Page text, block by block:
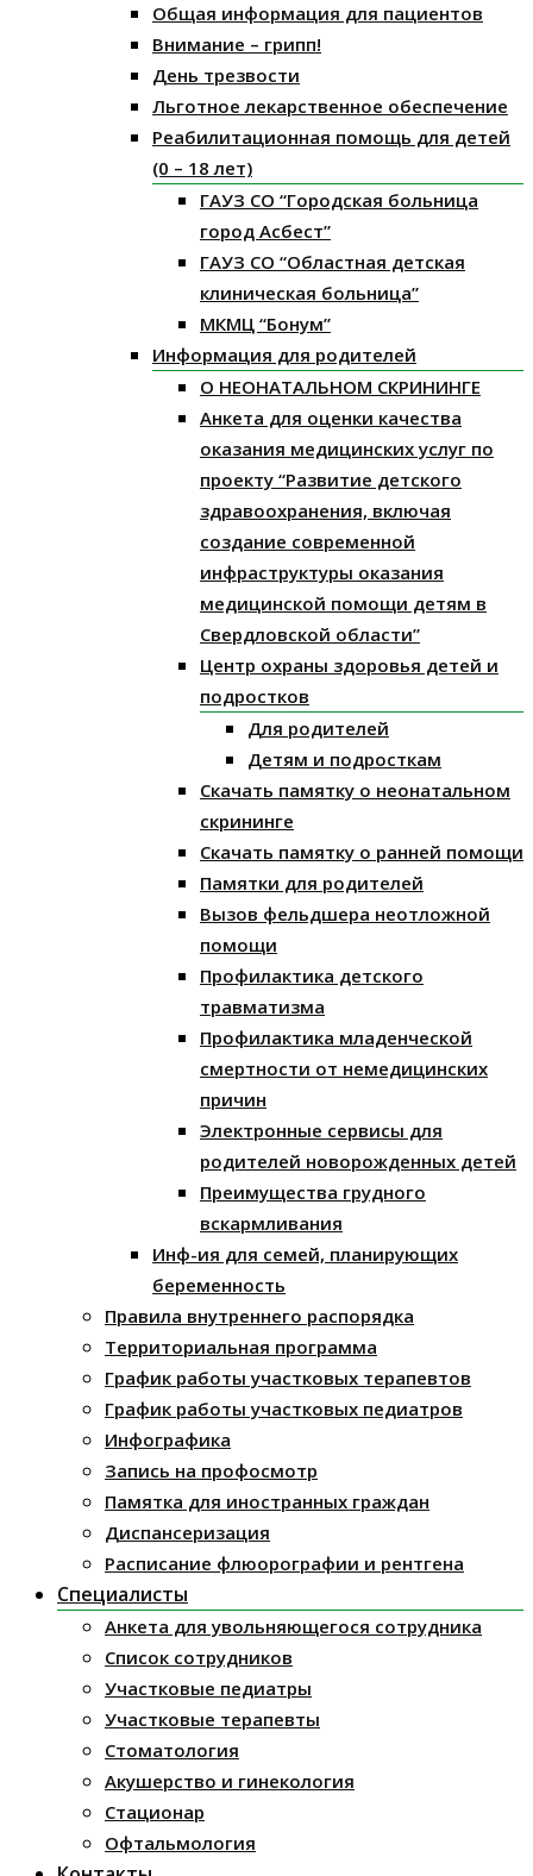
Общая информация для пациентов
Внимание – грипп!
День трезвости
Льготное лекарственное обеспечение
Реабилитационная помощь для детей
(0 – 18 лет)
ГАУЗ СО “Городская больница
город Асбест”
ГАУЗ СО “Областная детская
клиническая больница”
МКМЦ “Бонум”
Информация для родителей
О НЕОНАТАЛЬНОМ СКРИНИНГЕ
Анкета для оценки качества
оказания медицинских услуг по
проекту “Развитие детского
здравоохранения, включая
создание современной
инфраструктуры оказания
медицинской помощи детям в
Свердловской области”
Центр охраны здоровья детей и
подростков
Для родителей
Детям и подросткам
Скачать памятку о неонатальном
скрининге
Скачать памятку о ранней помощи
Памятки для родителей
Вызов фельдшера неотложной
помощи
Профилактика детского
травматизма
Профилактика младенческой
смертности от немедицинских
причин
Электронные сервисы для
родителей новорожденных детей
Преимущества грудного
вскармливания
Инф-ия для семей, планирующих
беременность
Правила внутреннего распорядка
Территориальная программа
График работы участковых терапевтов
График работы участковых педиатров
Инфографика
Запись на профосмотр
Памятка для иностранных граждан
Диспансеризация
Расписание флюорографии и рентгена
Специалисты
Анкета для увольняющегося сотрудника
Список сотрудников
Участковые педиатры
Участковые терапевты
Стоматология
Акушерство и гинекология
Стационар
Офтальмология